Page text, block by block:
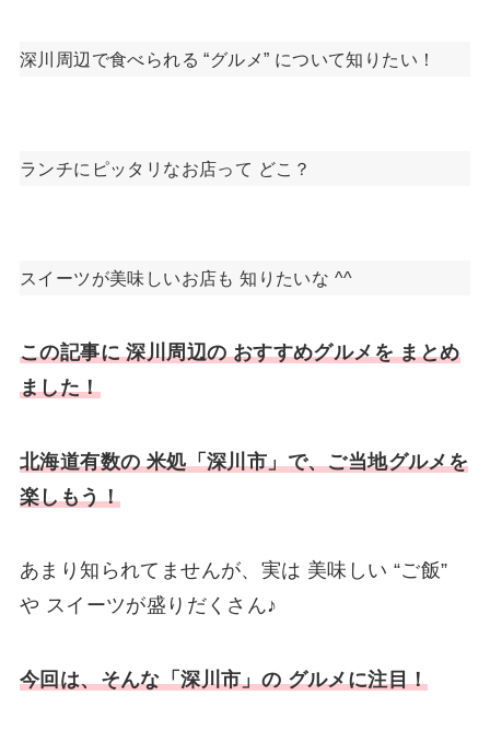
深川周辺で食べられる “グルメ” について知りたい！
ランチにピッタリなお店って どこ？
スイーツが美味しいお店も 知りたいな ^^
この記事に 深川周辺の おすすめグルメを まとめ
ました！
北海道有数の 米処「深川市」で、ご当地グルメを
楽しもう！
あまり知られてませんが、実は 美味しい “ご飯”
や スイーツが盛りだくさん♪
今回は、そんな「深川市」の グルメに注目！